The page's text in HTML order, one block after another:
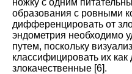
образования с ровными
дифференцировать от
эндометрия необходимо
путем, поскольку
классифицировать их
злокачественные [6].